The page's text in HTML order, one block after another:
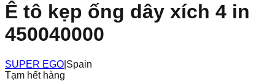
Ê tô kẹp ống dây xích 4 in
450040000
SUPER EGO Spain
Tạm hết hàng